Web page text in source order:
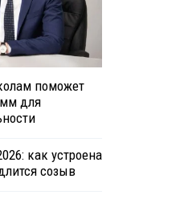
поможет
для
как устроена
созыв